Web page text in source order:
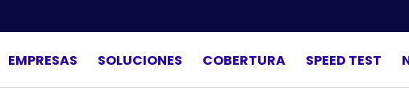
EMPRESAS SOLUCIONES COBERTURA SPEED TEST